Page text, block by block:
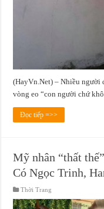
(HayVn.Net) – Nhiều người
vòng eo “con người chứ
Đọc tiếp =>>
Mỹ nhân “thất
Có Ngọc Trinh,
Thời Trang